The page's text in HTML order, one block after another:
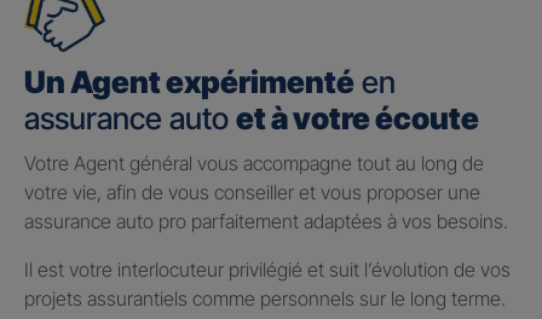
Un Agent expérimenté en
assurance auto et à votre écoute
Votre Agent général vous accompagne tout au long de
votre vie, afin de vous conseiller et vous proposer une
assurance auto pro parfaitement adaptées à vos besoins.
Il est votre interlocuteur privilégié et suit l’évolution de vos
projets assurantiels comme personnels sur le long terme.